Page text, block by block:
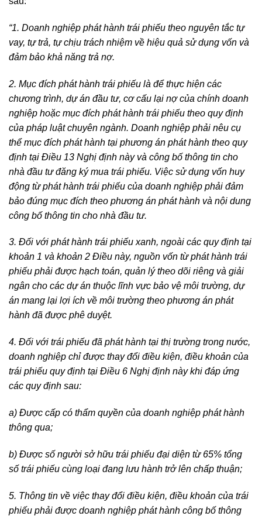
“1. Doanh nghiệp phát hành trái phiếu theo nguyên tắc tự
vay, tự trả, tự chịu trách nhiệm về hiệu quả sử dụng vốn và
đảm bảo khả năng trả nợ.
2. Mục đích phát hành trái phiếu là để thực hiện các
chương trình, dự án đầu tư, cơ cấu lại nợ của chính doanh
nghiệp hoặc mục đích phát hành trái phiếu theo quy định
của pháp luật chuyên ngành. Doanh nghiệp phải nêu cụ
thể mục đích phát hành tại phương án phát hành theo quy
định tại Điều 13 Nghị định này và công bố thông tin cho
nhà đầu tư đăng ký mua trái phiếu. Việc sử dụng vốn huy
động từ phát hành trái phiếu của doanh nghiệp phải đảm
bảo đúng mục đích theo phương án phát hành và nội dung
công bố thông tin cho nhà đầu tư.
3. Đối với phát hành trái phiếu xanh, ngoài các quy định tại
khoản 1 và khoản 2 Điều này, nguồn vốn từ phát hành trái
phiếu phải được hạch toán, quản lý theo dõi riêng và giải
ngân cho các dự án thuộc lĩnh vực bảo vệ môi trường, dự
án mang lại lợi ích về môi trường theo phương án phát
hành đã được phê duyệt.
4. Đối với trái phiếu đã phát hành tại thị trường trong nước,
doanh nghiệp chỉ được thay đổi điều kiện, điều khoản của
trái phiếu quy định tại Điều 6 Nghị định này khi đáp ứng
các quy định sau:
a) Được cấp có thẩm quyền của doanh nghiệp phát hành
thông qua;
b) Được số người sở hữu trái phiếu đại diện từ 65% tổng
số trái phiếu cùng loại đang lưu hành trở lên chấp thuận;
5. Thông tin về việc thay đổi điều kiện, điều khoản của trái
phiếu phải được doanh nghiệp phát hành công bố thông